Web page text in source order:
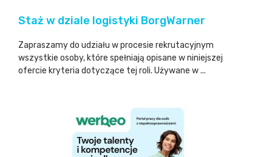
Staż w dziale logistyki BorgWarner
Zapraszamy do udziału w procesie rekrutacyjnym
wszystkie osoby, które spełniają opisane w niniejszej
ofercie kryteria dotyczące tej roli. Używane w ...